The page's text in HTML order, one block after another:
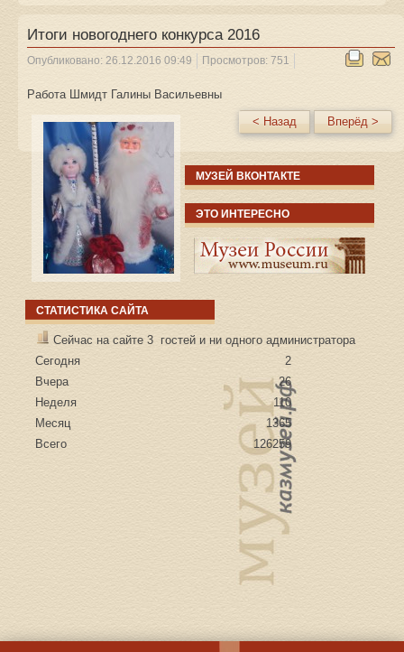
Итоги новогоднего конкурса 2016
Опубликовано: 26.12.2016 09:49 Просмотров: 751
Работа Шмидт Галины Васильевны
< Назад
Вперёд >
МУЗЕЙ ВКОНТАКТЕ
ЭТО ИНТЕРЕСНО
СТАТИСТИКА САЙТА
Сейчас на сайте 3 гостей и ни одного администратора
Сегодня
2
Вчера
26
Неделя
110
Месяц
1365
Всего
126259